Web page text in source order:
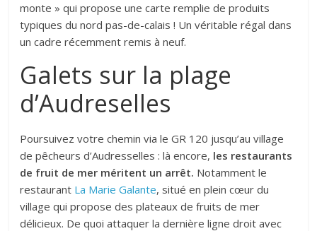
monte » qui propose une carte remplie de produits
typiques du nord pas-de-calais ! Un véritable régal dans
un cadre récemment remis à neuf.
Galets sur la plage
d’Audreselles
Poursuivez votre chemin via le GR 120 jusqu’au village
de pêcheurs d’Audresselles : là encore, les restaurants
de fruit de mer méritent un arrêt. Notamment le
restaurant La Marie Galante, situé en plein cœur du
village qui propose des plateaux de fruits de mer
délicieux. De quoi attaquer la dernière ligne droit avec